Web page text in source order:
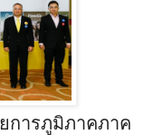
การภูมิภาคภาค